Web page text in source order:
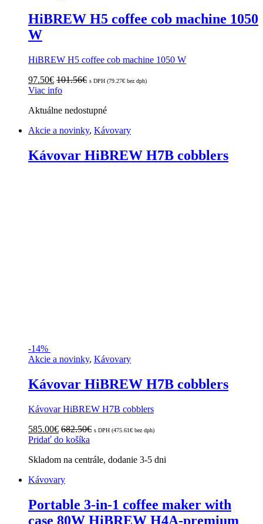
HiBREW H5 coffee cob machine 1050
W
HiBREW H5 coffee cob machine 1050 W
97.50€ 101.56€ s DPH (79.27€ bez dph)
Viac info
Aktuálne nedostupné
Akcie a novinky, Kávovary
Kávovar HiBREW H7B cobblers
-14%
Akcie a novinky, Kávovary
Kávovar HiBREW H7B cobblers
Kávovar HiBREW H7B cobblers
585.00€ 682.50€ s DPH (475.61€ bez dph)
Pridať do košíka
Skladom na centrále, dodanie 3-5 dni
Kávovary
Portable 3-in-1 coffee maker with
case 80W HiBREW H4A-premium